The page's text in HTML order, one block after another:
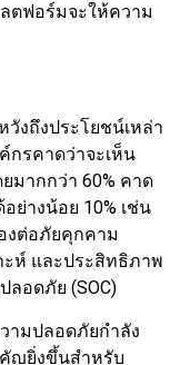
ตฟอร์มจะให้ความ
งถึงประโยชน์เหล่า
กรคาดว่าจะเห็น
มากกว่า 60% คาด
ย่างน้อย 10% เช่น
งต่อภัยคุกคาม
ห์ และประสิทธิภาพ
อดภัย (SOC)
ามปลอดภัยกำลัง
ญยิ่งขึ้นสำหรับ